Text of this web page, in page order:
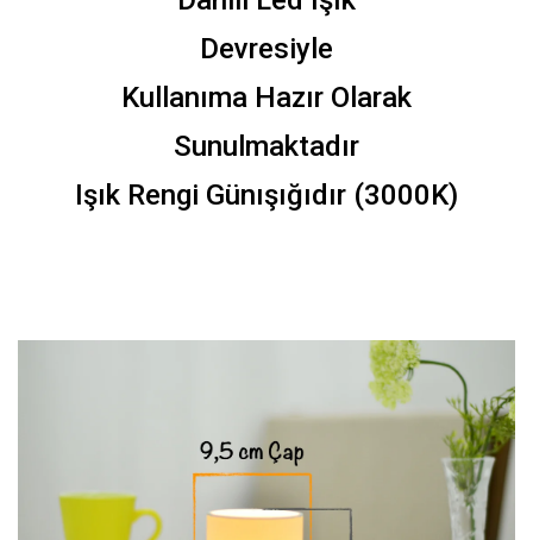
Devresiyle
Kullanıma Hazır Olarak
Sunulmaktadır
Işık Rengi Günışığıdır (3000K)